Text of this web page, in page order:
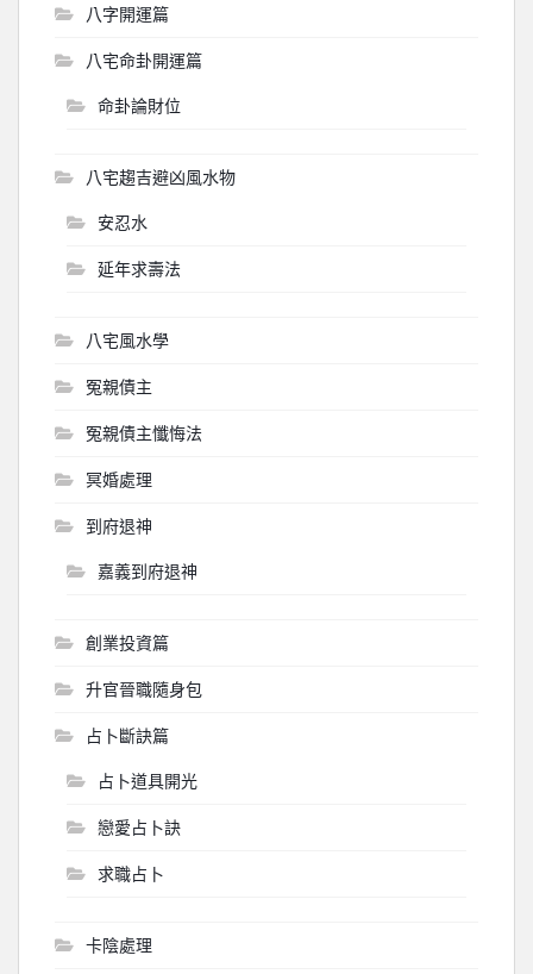
八字開運篇
八宅命卦開運篇
命卦論財位
八宅趨吉避凶風水物
安忍水
延年求壽法
八宅風水學
冤親債主
冤親債主懺悔法
冥婚處理
到府退神
嘉義到府退神
創業投資篇
升官晉職隨身包
占卜斷訣篇
占卜道具開光
戀愛占卜訣
求職占卜
卡陰處理